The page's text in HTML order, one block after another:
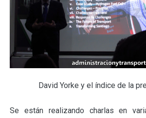
David Yorke y el índice de la
Se están realizando charlas en